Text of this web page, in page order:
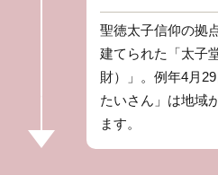
聖徳太子信仰の拠
建てられた「太子
財）」。例年4月
たいさん」は地域
ます。